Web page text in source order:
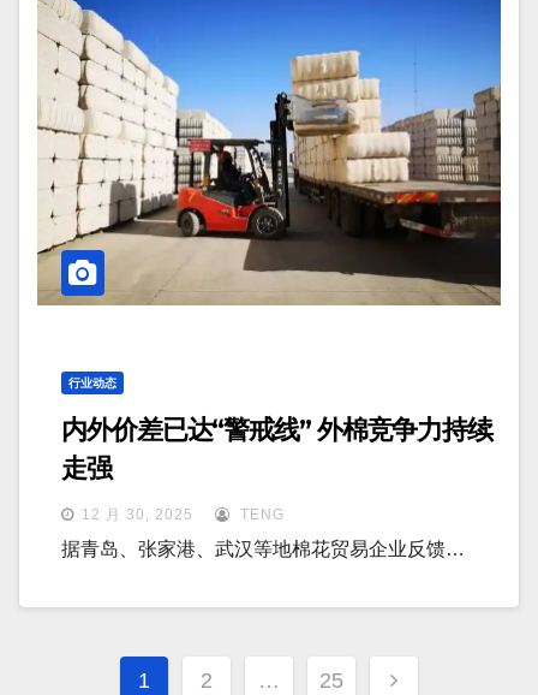
行业动态
内外价差已达“警戒线” 外棉竞争力持续
走强
12 月 30, 2025 TENG
据青岛、张家港、武汉等地棉花贸易企业反馈…
文
1 2 … 25